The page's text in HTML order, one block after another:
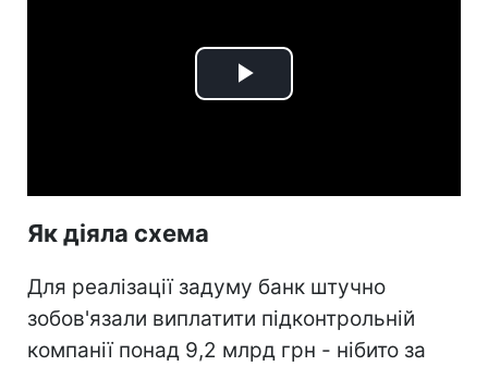
Play
Як діяла схема
Для реалізації задуму банк штучно
зобов'язали виплатити підконтрольній
компанії понад 9,2 млрд грн - нібито за